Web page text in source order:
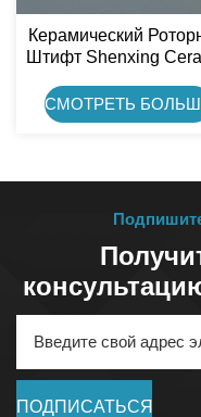
Керамический
Штифт Shenxing
99% Оксида
СМОТРЕТЬ
ПОДПИСАТЬСЯ